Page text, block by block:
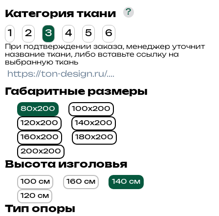
Категория ткани ?
1 2 3 4 5 6
При подтверждении заказа, менеджер уточнит
название ткани, либо вставьте ссылку на
выбранную ткань
Габаритные размеры
80x200 100x200
120x200 140x200
160x200 180x200
200x200
Высота изголовья
100 см 160 см 140 см
120 см
Тип опоры